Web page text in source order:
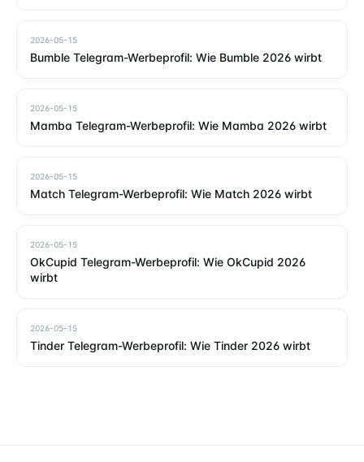
2026-05-15
Bumble Telegram-Werbeprofil: Wie Bumble 2026 wirbt
2026-05-15
Mamba Telegram-Werbeprofil: Wie Mamba 2026 wirbt
2026-05-15
Match Telegram-Werbeprofil: Wie Match 2026 wirbt
2026-05-15
OkCupid Telegram-Werbeprofil: Wie OkCupid 2026
wirbt
2026-05-15
Tinder Telegram-Werbeprofil: Wie Tinder 2026 wirbt